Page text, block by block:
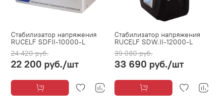
Стабилизатор напряжения
RUCELF SDFII-10000-L
24 420 руб.
22 200 руб./шт
Стабилизатор напряжения
RUCELF SDW.II-12000-L
39 080 руб.
33 690 руб./шт